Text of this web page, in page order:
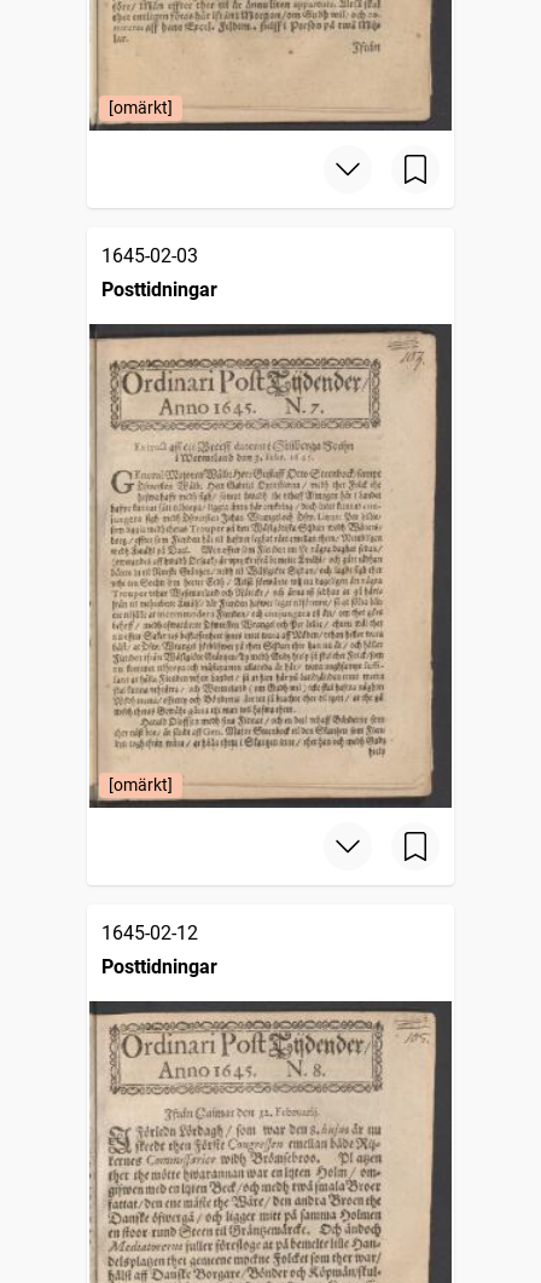
[omärkt]
1645-02-03
Posttidningar
[omärkt]
1645-02-12
Posttidningar